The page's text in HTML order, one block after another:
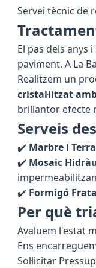
Servei tècnic de
El pas dels anys
paviment. A La
Realitzem un
cristal·litzat
brillantor efecte
Serveis
✔️ Marbre i
✔️ Mosaic
✔️ Formigó
Per què
Avaluem l'estat
Ens
Sol·licitar